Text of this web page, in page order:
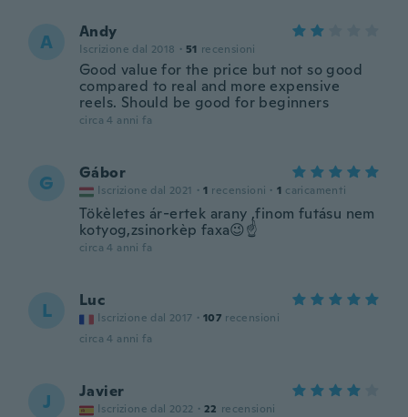
A Andy
Iscrizione dal 2018 · 51 recensioni
Good value for the price but not so good
compared to real and more expensive
reels. Should be good for beginners
circa 4 anni fa
G Gábor
Iscrizione dal 2021 · 1 recensioni · 1 caricamenti
Tökèletes ár-ertek arany ,finom futásu nem
kotyog,zsinorkèp faxa😉☝️
circa 4 anni fa
L Luc
Iscrizione dal 2017 · 107 recensioni
circa 4 anni fa
J Javier
Iscrizione dal 2022 · 22 recensioni